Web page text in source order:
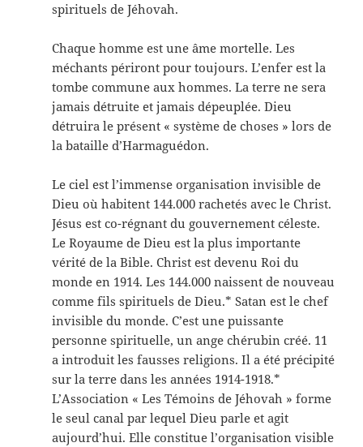
spirituels de Jéhovah.
Chaque homme est une âme mortelle. Les
méchants périront pour toujours. L’enfer est la
tombe commune aux hommes. La terre ne sera
jamais détruite et jamais dépeuplée. Dieu
détruira le présent « système de choses » lors de
la bataille d’Harmaguédon.
Le ciel est l’immense organisation invisible de
Dieu où habitent 144.000 rachetés avec le Christ.
Jésus est co-régnant du gouvernement céleste.
Le Royaume de Dieu est la plus importante
vérité de la Bible. Christ est devenu Roi du
monde en 1914. Les 144.000 naissent de nouveau
comme fils spirituels de Dieu.* Satan est le chef
invisible du monde. C’est une puissante
personne spirituelle, un ange chérubin créé. 11
a introduit les fausses religions. Il a été précipité
sur la terre dans les années 1914-1918.*
L’Association « Les Témoins de Jéhovah » forme
le seul canal par lequel Dieu parle et agit
aujourd’hui. Elle constitue l’organisation visible